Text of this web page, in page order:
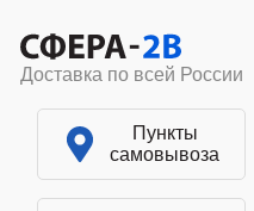
Доставка по всей России
Пункты
самовывоза